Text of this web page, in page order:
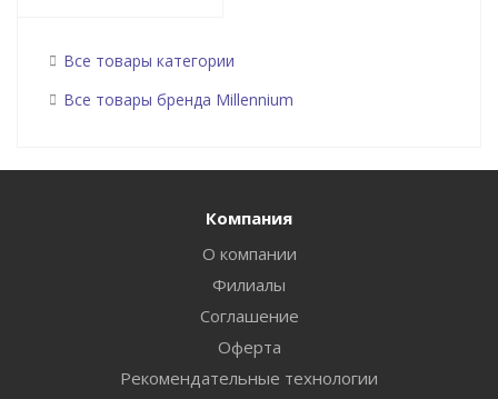
Все товары категории
Все товары бренда Millennium
Компания
О компании
Филиалы
Соглашение
Оферта
Рекомендательные технологии